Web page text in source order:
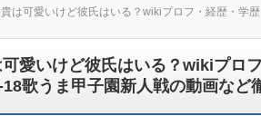
は可愛いけど彼氏はいる？wikiプロフ・経歴・学
愛いけど彼氏はいる？wikiプロ
歌うま甲子園新人戦の動画など